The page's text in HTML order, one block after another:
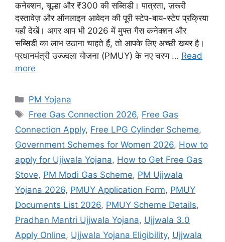
कनेक्शन, चूल्हा और ₹300 की सब्सिडी। पात्रता, ज़रूरी
दस्तावेज़ और ऑनलाइन आवेदन की पूरी स्टेप-बाय-स्टेप प्रक्रिया
यहाँ देखें। अगर आप भी 2026 में मुफ्त गैस कनेक्शन और
सब्सिडी का लाभ उठाना चाहते हैं, तो आपके लिए अच्छी खबर है।
प्रधानमंत्री उज्ज्वला योजना (PMUY) के नए चरण … Read
more
Categories
PM Yojana
Tags
Free Gas Connection 2026, Free Gas
Connection Apply, Free LPG Cylinder Scheme,
Government Schemes for Women 2026, How to
apply for Ujjwala Yojana, How to Get Free Gas
Stove, PM Modi Gas Scheme, PM Ujjwala
Yojana 2026, PMUY Application Form, PMUY
Documents List 2026, PMUY Scheme Details,
Pradhan Mantri Ujjwala Yojana, Ujjwala 3.0
Apply Online, Ujjwala Yojana Eligibility, Ujjwala